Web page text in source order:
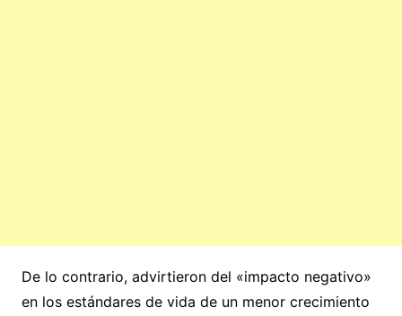
De lo contrario, advirtieron del «impacto negativo»
en los estándares de vida de un menor crecimiento